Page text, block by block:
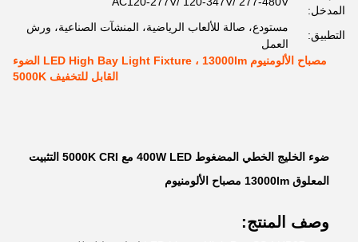
المدخل:
التطبيق:
مستودع، صالة للألعاب الرياضية، المنشآت الصناعية، ورش
العمل
مصباح الألومنيوم LED High Bay Light Fixture ، 13000lm الضوء
القابل للتخفيف 5000K
ضوء الخليج الخطي المضغوط 400W LED مع 5000K CRI التثبيت
المعلوق 13000lm مصباح الألومنيوم
وصف المنتج: